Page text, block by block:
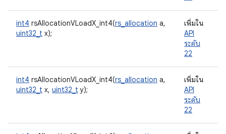
int4 rsAllocationVLoadX_int4(rs_allocation a,
uint32_t x);
เพิ่มใน
API
ระดับ
22
int4 rsAllocationVLoadX_int4(rs_allocation a,
uint32_t x, uint32_t y);
เพิ่มใน
API
ระดับ
22